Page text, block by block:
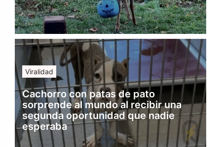
Viralidad
Cachorro con patas de pato
sorprende al mundo al recibir una
segunda oportunidad que nadie
esperaba